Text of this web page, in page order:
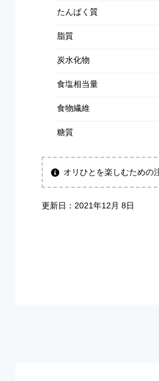
たんぱく質
脂質
炭水化物
食塩相当量
食物繊維
糖質
オリひとを楽しむための
更新日： 2021年12月 8日